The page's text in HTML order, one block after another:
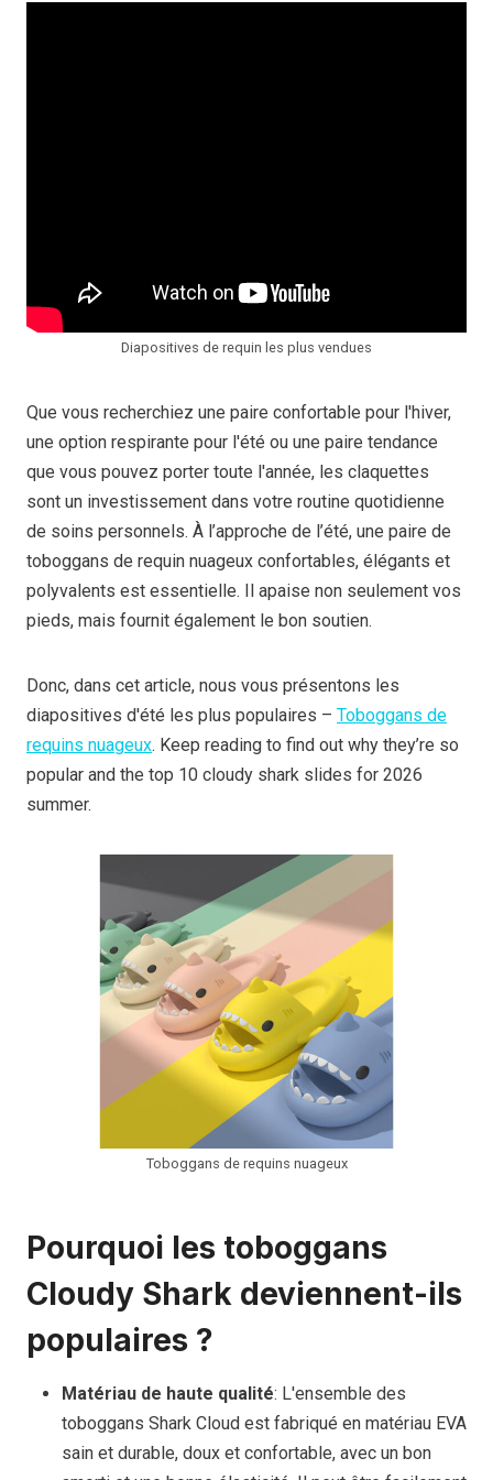
Diapositives de requin les plus vendues
Que vous recherchiez une paire confortable pour l'hiver,
une option respirante pour l'été ou une paire tendance
que vous pouvez porter toute l'année, les claquettes
sont un investissement dans votre routine quotidienne
de soins personnels. À l’approche de l’été, une paire de
toboggans de requin nuageux confortables, élégants et
polyvalents est essentielle. Il apaise non seulement vos
pieds, mais fournit également le bon soutien.
Donc, dans cet article, nous vous présentons les
diapositives d'été les plus populaires – Toboggans de
requins nuageux. Keep reading to find out why they’re so
popular and the top 10 cloudy shark slides for 2026
summer.
Toboggans de requins nuageux
Pourquoi les toboggans
Cloudy Shark deviennent-ils
populaires ?
Matériau de haute qualité: L'ensemble des
toboggans Shark Cloud est fabriqué en matériau EVA
sain et durable, doux et confortable, avec un bon